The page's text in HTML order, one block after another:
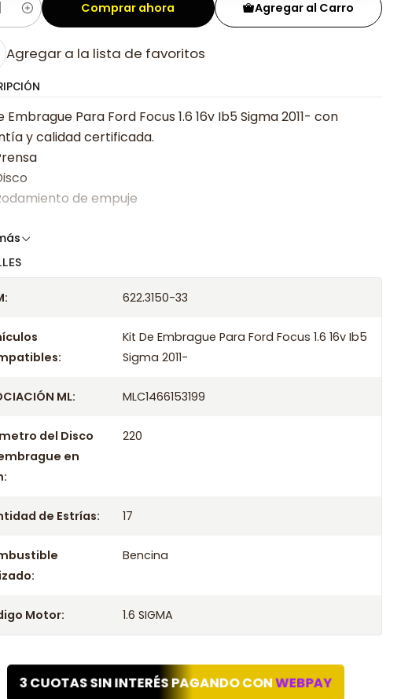
Agregar al Carro
Comprar ahora
Agregar a la lista de favoritos
Embrague Para Ford Focus 1.6 16v Ib5 Sigma 2011- con
y calidad certificada.
de empuje
especialistas en embragues desde 2019, ofreciendo precios
622.3150-33
Kit De Embrague Para Ford Focus 1.6 16v Ib5
Sigma 2011-
ML: MLC1466153199
del Disco
en
220
de Estrías: 17
Bencina
Motor: 1.6 SIGMA
3 CUOTAS SIN INTERÉS PAGANDO CONWEBPAY